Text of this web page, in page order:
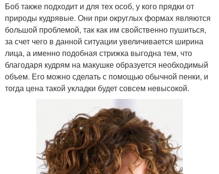
Боб также подходит и для тех особ, у кого прядки от
природы кудрявые. Они при округлых формах являются
большой проблемой, так как им свойственно пушиться,
за счет чего в данной ситуации увеличивается ширина
лица, а именно подобная стрижка выгодна тем, что
благодаря кудрям на макушке образуется необходимый
объем. Его можно сделать с помощью обычной пенки, и
тогда цена такой укладки будет совсем невысокой.